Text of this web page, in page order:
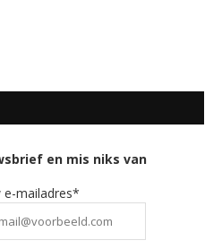
en mis niks van
e-mailadres*